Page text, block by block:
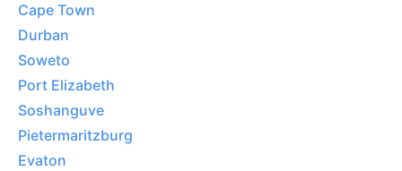
Cape Town
Durban
Soweto
Port Elizabeth
Soshanguve
Pietermaritzburg
Evaton